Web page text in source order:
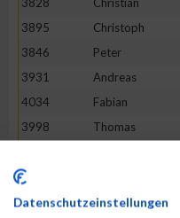
3895
Christoph
3846
Peter
3931
Andreas
4034
Fabian
3998
Thomas
3858
4072
Werner
Datenschutzeinstellungen